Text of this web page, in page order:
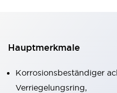
Hauptmerkmale
Korrosionsbeständiger
Verriegelungsring,